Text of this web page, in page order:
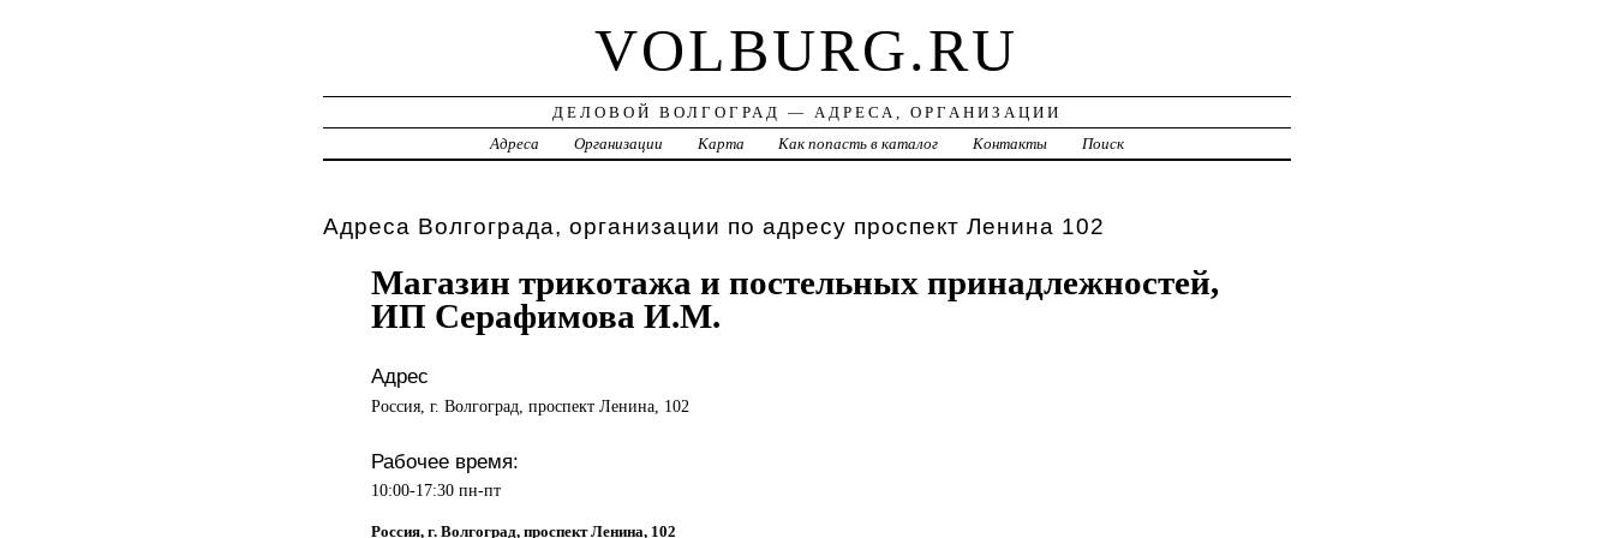
VOLBURG.RU
ДЕЛОВОЙ ВОЛГОГРАД — АДРЕСА, ОРГАНИЗАЦИИ
Адреса
Организации Карта Как попасть в каталог Контакты Поиск
Адреса Волгограда, организации по адресу проспект Ленина 102
Магазин трикотажа и постельных принадлежностей,
ИП Серафимова И.М.
Адрес
Россия, г. Волгоград, проспект Ленина, 102
Рабочее время:
10:00-17:30 пн-пт
Россия, г. Волгоград, проспект Ленина, 102